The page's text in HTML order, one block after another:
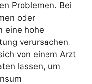
Problemen. Bei
oder
eine hohe
verursachen.
von einem Arzt
lassen, um